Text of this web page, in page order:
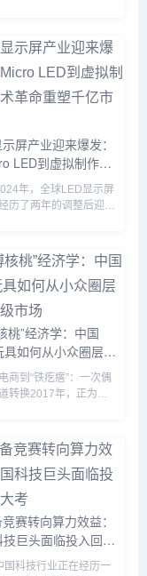
三星、TCL、苹果等头
纷纷将Mini LED技术下
产品线，推动终端售价
万元大关。与此同时，
领域传来重磅消息：
芯片厂商三安光电宣
米级LED芯片的巨量转
提升至99.99%，这一
标志着Micro
屏产业迎来爆发：
LED到虚拟制作，
命重塑千亿市场
年，全球LED显示屏
历了两年的调整后迎来
18%。这一增长背后，
广告、舞台租赁、商业显
制作等多元场景的需求
中国，深圳、惠州等地
示屏企业订单排产已至
季度，产业链上下游
著回升。值得注意的
次超过50%，成为市场
，
桃”经济学：中国
具如何从小众圈层走
市场
商到“铁疙瘩”：一次偶
转换2017年，正为生
金属指尖陀螺的视频。
尖高速旋转、发出机械
物件，在瞬间为他提供
特的解压感。“当时就
东西太有意思了。”钱
受《天下网商》专访时
“这种金属、会转、能
吸引力。”这一偶然发
赛转向算力效益：
技巨头面临投入回报
国科技行业正在经历一